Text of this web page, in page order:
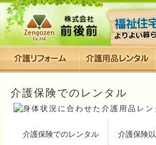
介護保険でのレンタル
介護保険でのレンタル 介護保険